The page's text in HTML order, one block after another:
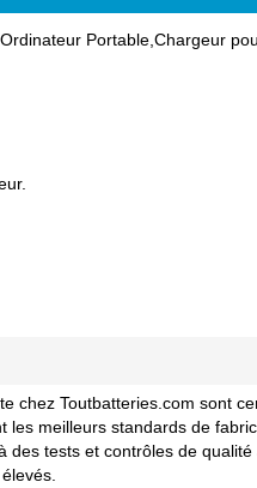
Portable,Chargeur
chez Toutbatteries.com sont
meilleurs standards de
des tests et contrôles de